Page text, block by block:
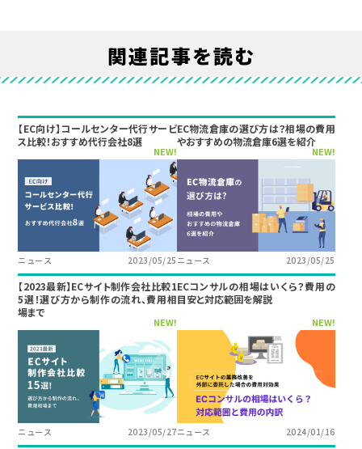
関連記事を読む
【EC向け】コールセンター代行サービ
ス比較！おすすめ代行会社8選
NEW!
ニュース 2023/05/25
EC物流倉庫の選び方は？相場の費用
やおすすめの物流倉庫6選を紹介
NEW!
ニュース 2023/05/25
【2023最新】ECサイト制作会社比較1
5選！選び方から制作の流れ、費用相
場まで
NEW!
ニュース 2023/05/27
ECコンサルの相場はいくら？費用の
目安と対応範囲を解説
NEW!
ニュース 2024/01/16